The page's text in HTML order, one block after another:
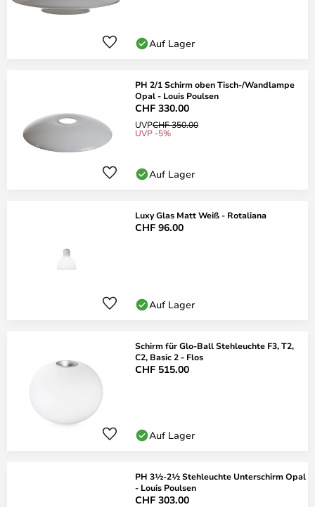
Auf Lager
PH 2/1 Schirm oben Tisch-/Wandlampe
Opal - Louis Poulsen
CHF 330.00
UVPCHF 350.00
UVP -5%
Auf Lager
Luxy Glas Matt Weiß - Rotaliana
CHF 96.00
Auf Lager
Schirm für Glo-Ball Stehleuchte F3, T2,
C2, Basic 2 - Flos
CHF 515.00
Auf Lager
PH 3½-2½ Stehleuchte Unterschirm Opal
- Louis Poulsen
CHF 303.00